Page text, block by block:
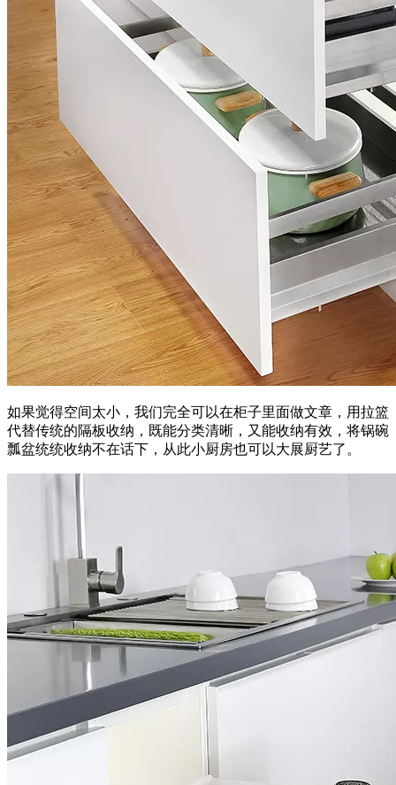
如果觉得空间太小，我们完全可以在柜子里面做文章，用拉篮
代替传统的隔板收纳，既能分类清晰，又能收纳有效，将锅碗
瓢盆统统收纳不在话下，从此小厨房也可以大展厨艺了。